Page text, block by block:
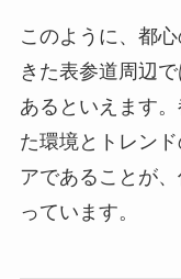
このように、都
きた表参道周辺
あるといえます
た環境とトレン
アであることが
っています。